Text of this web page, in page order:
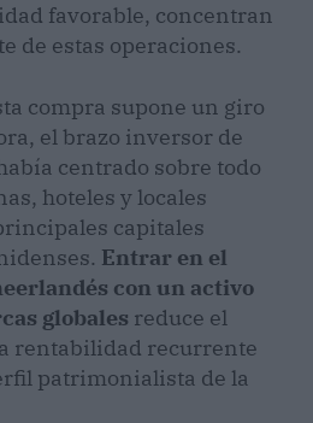
favorable, concentran
de estas operaciones.
compra supone un giro
el brazo inversor de
centrado sobre todo
hoteles y locales
capitales
Entrar en el
con un activo
globales reduce el
rentabilidad recurrente
patrimonialista de la